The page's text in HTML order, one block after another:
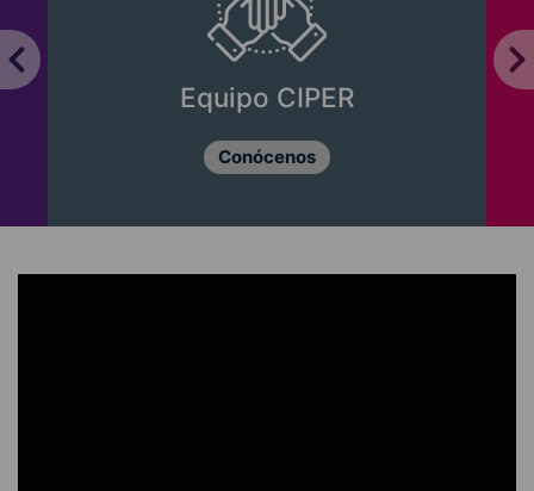
Equipo CIPER
Conócenos